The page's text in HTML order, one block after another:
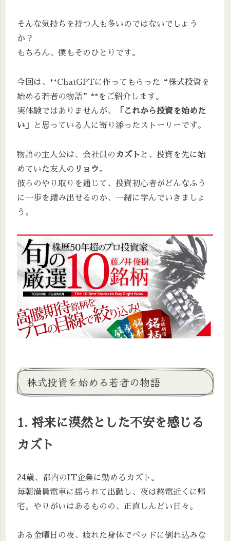
そんな気持ちを持つ人も多いのではないでしょう
か？
もちろん、僕もそのひとりです。
今回は、**ChatGPTに作ってもらった“株式投資を
始める若者の物語”**をご紹介します。
実体験ではありませんが、
「これから投資を始めた
い」
と思っている人に寄り添ったストーリーです。
物語の主人公は、会社員の カズト と、投資を先に始
めていた友人の リョウ。
彼らのやり取りを通じて、投資初心者がどんなふう
に一歩を踏み出せるのか、一緒に学んでいきましょ
う。
株式投資を始める若者の物語
1. 将来に漠然とした不安を感じる
カズト
24歳、都内のIT企業に勤めるカズト。
毎朝満員電車に揺られて出勤し、夜は終電近くに帰
宅。やりがいはあるものの、正直しんどい日々。
ある金曜日の夜、疲れた身体でベッドに倒れ込みな